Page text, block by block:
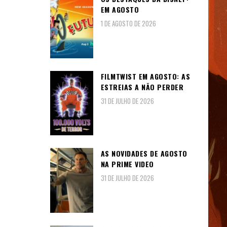
EM AGOSTO
1 DE AGOSTO DE 2026
FILMTWIST EM AGOSTO: AS
ESTREIAS A NÃO PERDER
31 DE JULHO DE 2026
AS NOVIDADES DE AGOSTO
NA PRIME VIDEO
31 DE JULHO DE 2026